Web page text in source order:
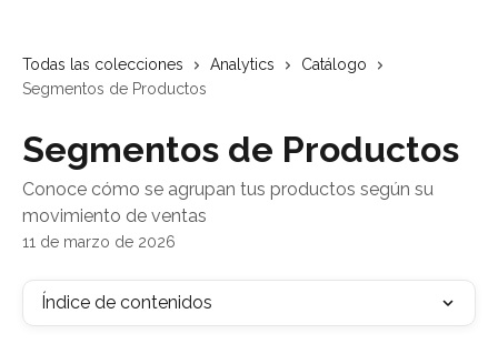
Todas las colecciones Analytics
Catálogo
Segmentos de Productos
Segmentos de Productos
Conoce cómo se agrupan tus productos según su
movimiento de ventas
11 de marzo de 2026
Índice de contenidos